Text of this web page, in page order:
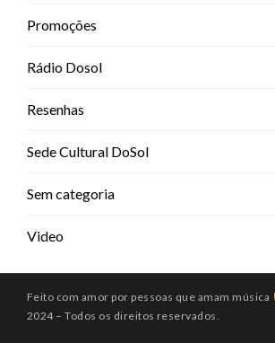
Promoções
Rádio Dosol
Resenhas
Sede Cultural DoSol
Sem categoria
Video
Feito com amor por pessoas que amam música
2024 – Todos os direitos reservados.